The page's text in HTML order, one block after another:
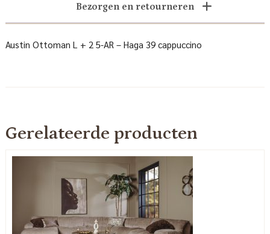
Bezorgen en retourneren
Austin Ottoman L + 2 5-AR – Haga 39 cappuccino
Gerelateerde producten